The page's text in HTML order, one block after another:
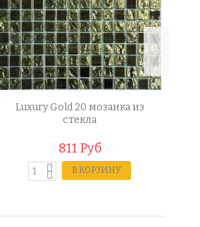
Luxury Gold 20 мозаика из
стекла
811 Руб
В КОРЗИНУ